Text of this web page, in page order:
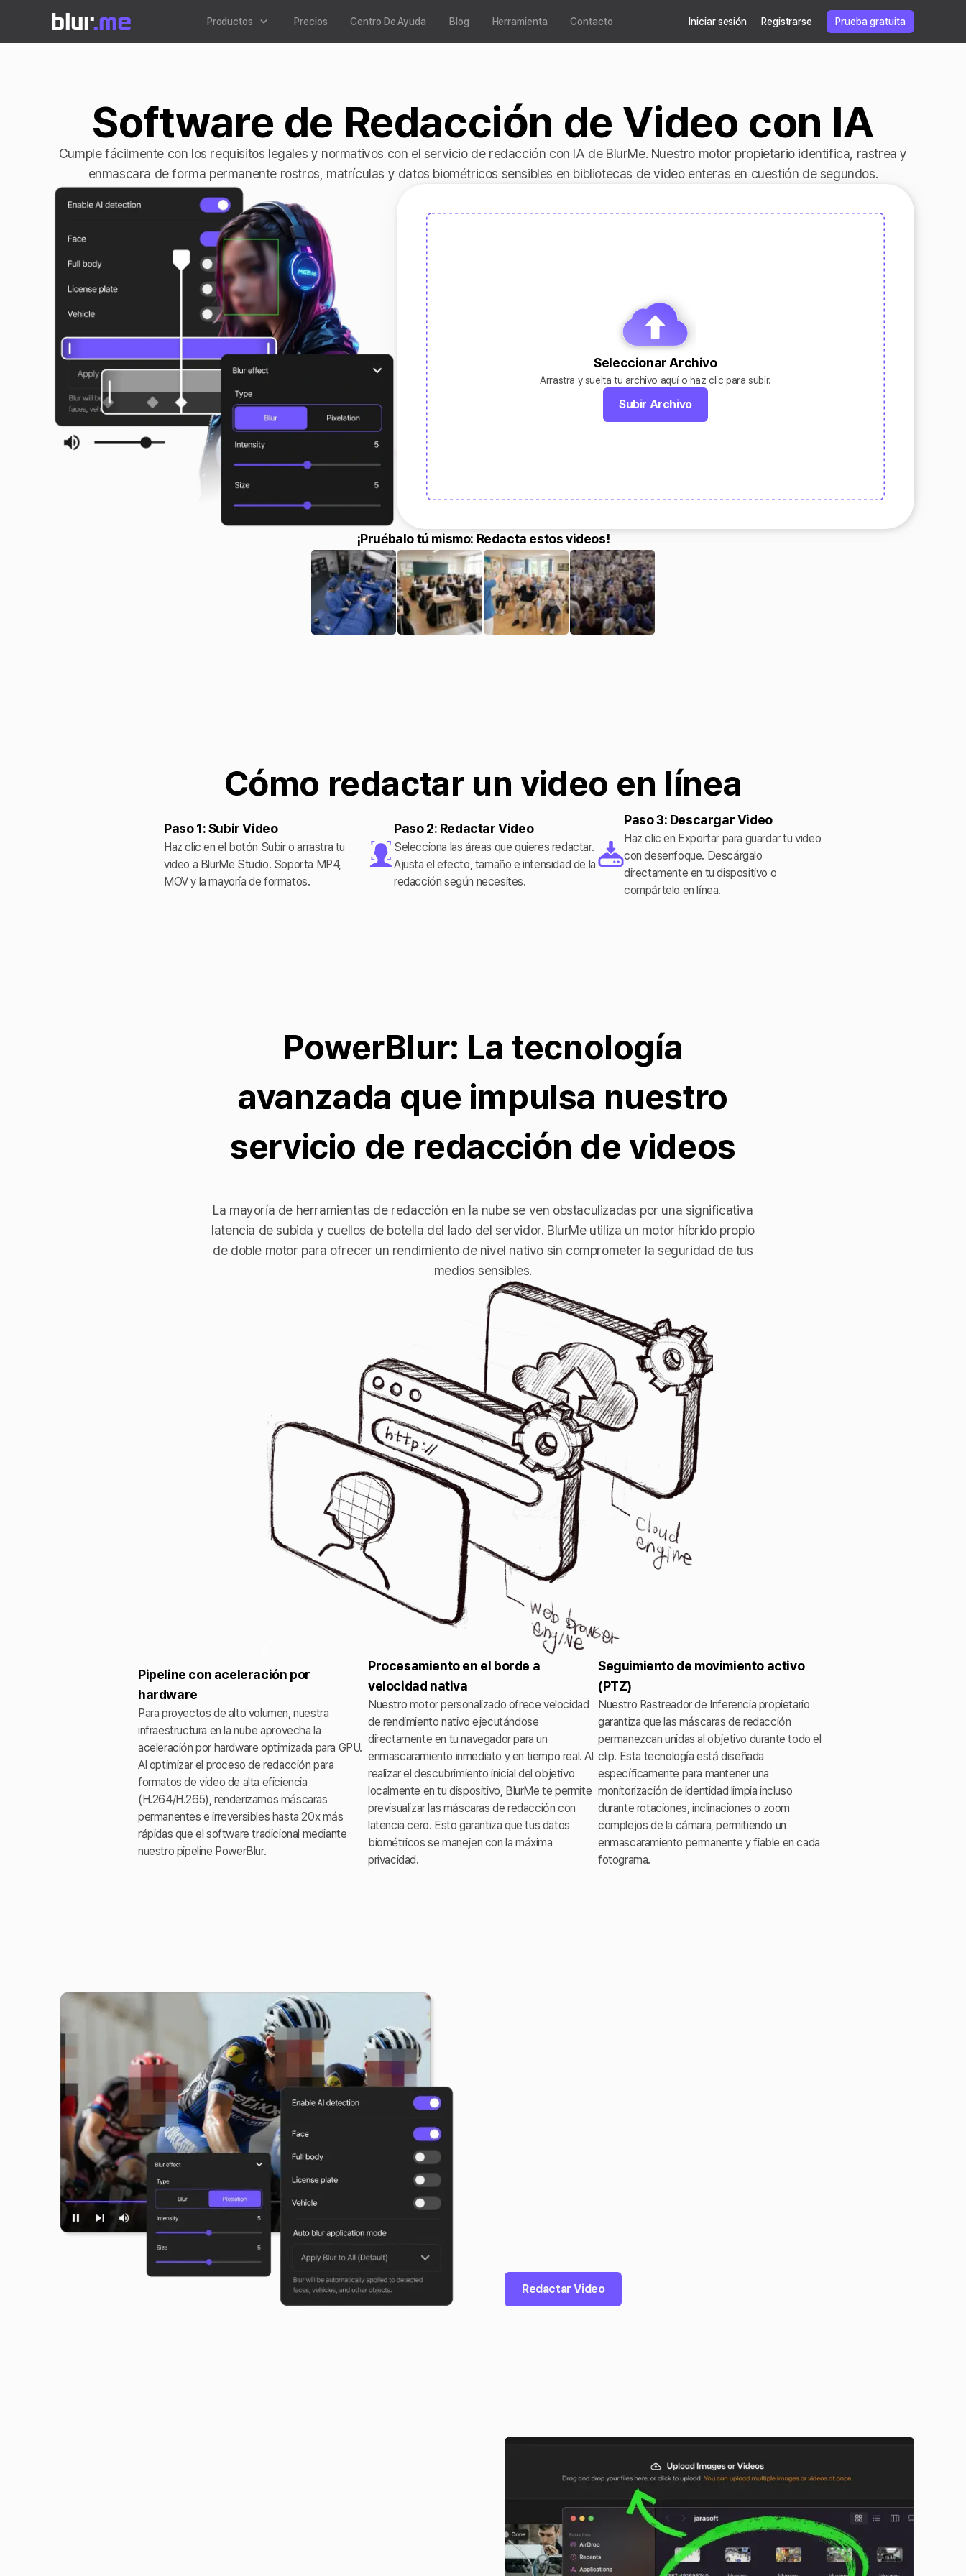
Productos Precios Centro De Ayuda Blog Herramienta Contacto Iniciar sesión Registrarse Prueba gratuita
Software de Redacción de Video con IA
Cumple fácilmente con los requisitos legales y normativos con el servicio de redacción con IA de BlurMe. Nuestro motor propietario identifica, rastrea y
enmascara de forma permanente rostros, matrículas y datos biométricos sensibles en bibliotecas de video enteras en cuestión de segundos.
Seleccionar Archivo
Arrastra y suelta tu archivo aquí o haz clic para subir.
Subir Archivo
¡Pruébalo tú mismo: Redacta estos videos!
Cómo redactar un video en línea
Paso 1: Subir Video
Haz clic en el botón Subir o arrastra tu
video a BlurMe Studio. Soporta MP4,
MOV y la mayoría de formatos.
Paso 2: Redactar Video
Selecciona las áreas que quieres redactar.
Ajusta el efecto, tamaño e intensidad de la
redacción según necesites.
Paso 3: Descargar Video
Haz clic en Exportar para guardar tu video
con desenfoque. Descárgalo
directamente en tu dispositivo o
compártelo en línea.
PowerBlur: La tecnología
avanzada que impulsa nuestro
servicio de redacción de videos
La mayoría de herramientas de redacción en la nube se ven obstaculizadas por una significativa
latencia de subida y cuellos de botella del lado del servidor. BlurMe utiliza un motor híbrido propio
de doble motor para ofrecer un rendimiento de nivel nativo sin comprometer la seguridad de tus
medios sensibles.
Pipeline con aceleración por
hardware
Para proyectos de alto volumen, nuestra
infraestructura en la nube aprovecha la
aceleración por hardware optimizada para GPU.
Al optimizar el proceso de redacción para
formatos de video de alta eficiencia
(H.264/H.265), renderizamos máscaras
permanentes e irreversibles hasta 20x más
rápidas que el software tradicional mediante
nuestro pipeline PowerBlur.
Procesamiento en el borde a
velocidad nativa
Nuestro motor personalizado ofrece velocidad
de rendimiento nativo ejecutándose
directamente en tu navegador para un
enmascaramiento inmediato y en tiempo real. Al
realizar el descubrimiento inicial del objetivo
localmente en tu dispositivo, BlurMe te permite
previsualizar las máscaras de redacción con
latencia cero. Esto garantiza que tus datos
biométricos se manejen con la máxima
privacidad.
Seguimiento de movimiento activo
(PTZ)
Nuestro Rastreador de Inferencia propietario
garantiza que las máscaras de redacción
permanezcan unidas al objetivo durante todo el
clip. Esta tecnología está diseñada
específicamente para mantener una
monitorización de identidad limpia incluso
durante rotaciones, inclinaciones o zoom
complejos de la cámara, permitiendo un
enmascaramiento permanente y fiable en cada
fotograma.
Redactar Video